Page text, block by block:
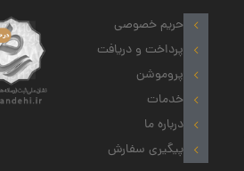
حریم خصوصی
پرداخت و دریافت
پروموشن
خدمات
درباره ما
پیگیری سفارش